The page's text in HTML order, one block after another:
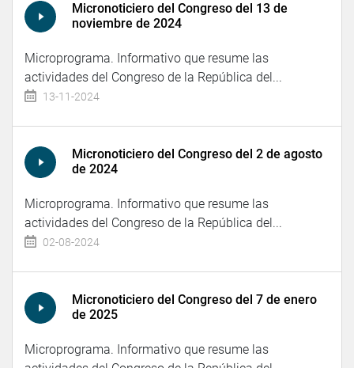
Micronoticiero del Congreso del 13 de
noviembre de 2024
Microprograma. Informativo que resume las
actividades del Congreso de la República del...
13-11-2024
Micronoticiero del Congreso del 2 de agosto
de 2024
Microprograma. Informativo que resume las
actividades del Congreso de la República del...
02-08-2024
Micronoticiero del Congreso del 7 de enero
de 2025
Microprograma. Informativo que resume las